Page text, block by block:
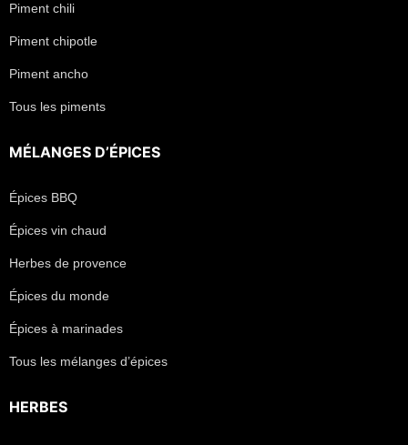
Piment chili
Piment chipotle
Piment ancho
Tous les piments
MÉLANGES D’ÉPICES
Épices BBQ
Épices vin chaud
Herbes de provence
Épices du monde
Épices à marinades
Tous les mélanges d’épices
HERBES